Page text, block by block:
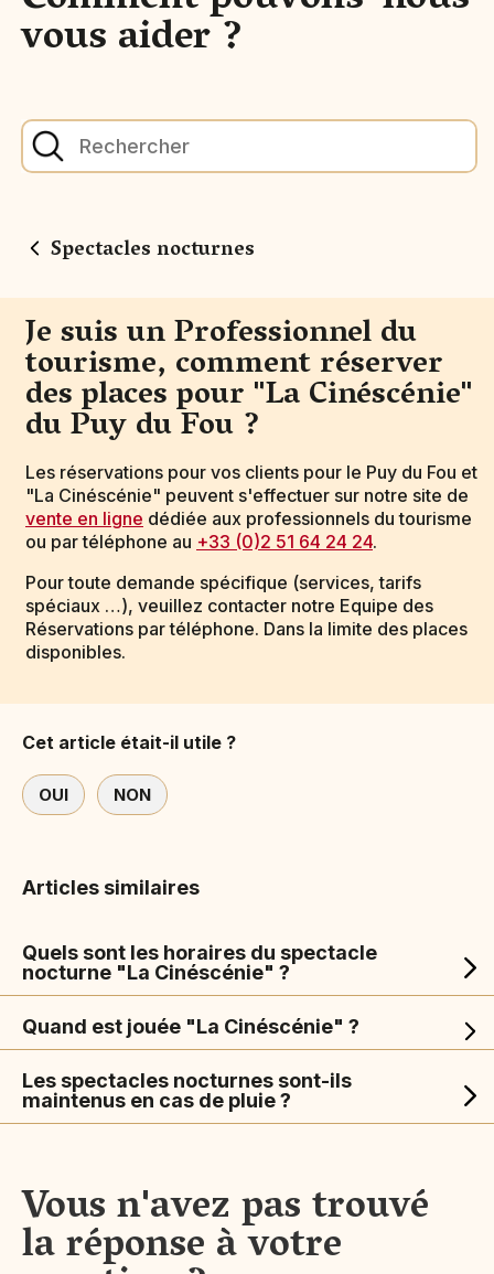
vous aider ?
Spectacles nocturnes
Je suis un Professionnel du
tourisme, comment réserver
des places pour "La Cinéscénie"
du Puy du Fou ?
Les réservations pour vos clients pour le Puy du Fou et
"La Cinéscénie" peuvent s'effectuer sur notre site de
vente en ligne dédiée aux professionnels du tourisme
ou par téléphone au +33 (0)2 51 64 24 24.
Pour toute demande spécifique (services, tarifs
spéciaux …), veuillez contacter notre Equipe des
Réservations par téléphone. Dans la limite des places
disponibles.
Cet article était-il utile ?
OUI NON
Articles similaires
Quels sont les horaires du spectacle
nocturne "La Cinéscénie" ?
Quand est jouée "La Cinéscénie" ?
Les spectacles nocturnes sont-ils
maintenus en cas de pluie ?
Vous n'avez pas trouvé
la réponse à votre